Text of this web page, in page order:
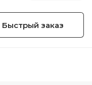
Быстрый заказ